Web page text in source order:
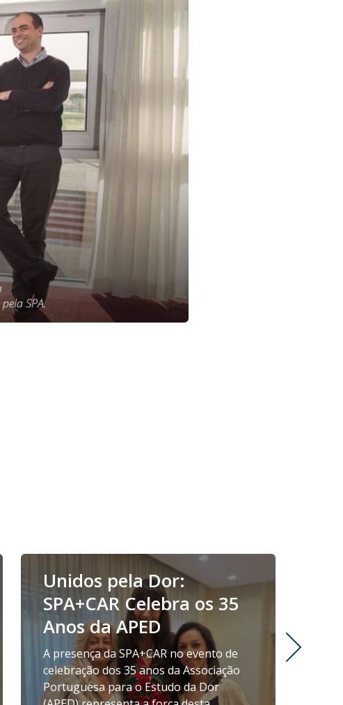
Unidos pela Dor:
SPA+CAR Celebra os 35
Anos da APED
A presença da SPA+CAR no evento de
celebração dos 35 anos da Associação
Portuguesa para o Estudo da Dor